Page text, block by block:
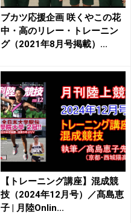
ブカツ応援企画 咲くやこの花
中・高のリレー・トレーニン
グ（2021年8月号掲載）...
【トレーニング講座】混成競
技（2024年12月号）／髙島恵
子 | 月陸Onlin...